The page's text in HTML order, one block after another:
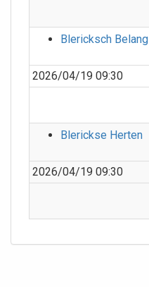
Blericksch Belang
2026/04/19 09:30
Blerickse Herten
2026/04/19 09:30